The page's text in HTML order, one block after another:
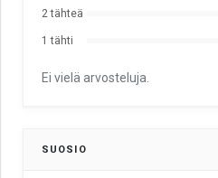
2 tähteä
1 tähti
Ei vielä arvosteluja.
SUOSIO